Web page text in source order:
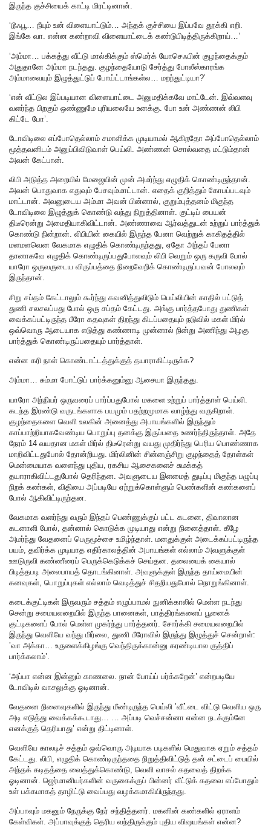
இருந்த குச்சியைக் காட்டி மிரட்டினான்.
‘டூஃபூ… நீயும் உன் விளையாட்டும்… அந்தக் குச்சியை இப்பவே தூக்கி எறி.
இங்கே வா. என்ன கண்றாவி விளையாட்டைக் கண்டுபிடித்திருக்கிறாய்…’
‘அம்மா… பக்கத்து வீட்டு மால்கிக்கும் ஸ்மெர்க் யோசெஃபின் குழந்தைக்கும்
அதுதானே அம்மா நடந்தது. குழந்தையோடு சேர்த்து போலீஸ்காரங்க
அம்மாவையும் இழுத்துட்டுப் போய்ட்டாங்கள்ல… மறந்துட்டியா?’
‘என் வீட்டுல இப்படியான விளையாட்டை அனுமதிக்கவே மாட்டேன். இவ்வளவு
வளர்ந்த பிறகும் ஒண்ணுமே புரியலையே உனக்கு. போ உன் அண்ணன் லிபி
கிட்டே போ’.
டோவிடிலை எப்போதெல்லாம் சமாளிக்க முடியாமல் ஆகிறதோ அப்போதெல்லாம்
மூத்தவனிடம் அனுப்பிவிடுவாள் பெய்லி. அண்ணன் சொல்வதை மட்டும்தான்
அவன் கேட்பான்.
லிபி அடுத்த அறையில் மேஜையின் முன் அமர்ந்து எழுதிக் கொண்டிருந்தான்.
அவன் பொதுவாக எதுவும் பேசவும்மாட்டான். எதைக் குறித்தும் கோபப்படவும்
மாட்டான். அவனுடைய அம்மா அவன் பின்னால், குறும்புத்தனம் மிகுந்த
டோவிடிலை இழுத்துக் கொண்டு வந்து நிறுத்தினாள். குட்டிப் பையன்
திடீரென்று அமைதியாகிவிட்டான். அண்ணாவை ஆர்வத்துடன் உற்றுப் பார்த்துக்
கொண்டு நின்றான். லிபியின் கையில் இருந்த பேனா வெற்றுக் காகிதத்தில்
மளமளவென வேகமாக எழுதிக் கொண்டிருந்தது, ஏதோ அந்தப் பேனா
தானாகவே எழுதிக் கொண்டிருப்பதுபோலவும் லிபி வெறும் ஒரு கருவி போல்
யாரோ ஒருவருடைய விருப்பத்தை நிறைவேறிக் கொண்டிருப்பவன் போலவும்
இருந்தான்.
சிறு சப்தம் கேட்டாலும் கூர்ந்து கவனித்துவிடும் பெய்லியின் காதில் பட்டுத்
துணி சலசலப்பது போல் ஒரு சப்தம் கேட்டது. அங்கு பார்த்தபோது துணிகள்
வைக்கப்பட்டிருந்த பீரோ கதவுகள் திறந்து கிடப்பதையும் நடுவில் மகள் மிர்ல்
ஒவ்வொரு ஆடையாக எடுத்து கண்ணாடி முன்னால் நின்று அணிந்து அழகு
பார்த்துக் கொண்டிருப்பதையும் பார்த்தாள்.
என்ன கரி நாள் கொண்டாட்டத்துக்குத் தயாராகிட்டிருக்க?
அம்மா… சும்மா போட்டுப் பார்க்கனும்னு ஆசையா இருந்தது.
யாரோ அந்நியர் ஒருவரைப் பார்ப்பதுபோல் மகளை உற்றுப் பார்த்தாள் பெய்லி.
கடந்த இரண்டு வருடங்களாக பயமும் பதற்றமுமாக வாழ்ந்து வருகிறாள்.
குழந்தைகளை வெளி உலகின் அனைத்து அபாயங்களில் இருந்தும்
காப்பாற்றியாகவேண்டிய பொறுப்பு தனக்கு இருப்பதை உணர்ந்திருந்தாள். அதே
நேரம் 14 வயதான மகள் மிர்ல் திடீரென்று வயது முதிர்ந்து பெரிய பொண்ணாக
மாறிவிட்டதுபோல் தோன்றியது. மிர்லினின் சின்னஞ்சிறு குழந்தைத் தோள்கள்
மென்மையாக வளைந்து புதிய, ரகசிய ஆசைகளைச் சுமக்கத்
தயாராகிவிட்டதுபோல் தெரிந்தன. அவளுடைய இளமைத் துடிப்பு மிகுந்த பழுப்பு
நிறக் கண்கள், விதியை அப்படியே ஏற்றுக்கொள்ளும் பெண்களின் கண்களைப்
போல் ஆகிவிட்டிருந்தன.
வேகமாக வளர்ந்து வரும் இந்தப் பெண்ணுக்குப் பட்ட கடனை, திவாலான
கடனாளி போல், தன்னால் கொடுக்க முடியாது என்று நினைத்தாள். கீழே
அமர்ந்து வேதனைப் பெருமூச்சை உமிழ்ந்தாள். மனதுக்குள் அடைக்கப்பட்டிருந்த
பயம், தவிர்க்க முடியாத எதிர்காலத்தின் அபாயங்கள் எல்லாம் அவளுக்குள்
ஊடுருவி கண்ணீரைப் பெருக்கெடுக்கச் செய்தன. தலையைக் கையால்
பிடித்தபடி அலைபாயத் தொடங்கினாள். அவளுக்குள் இருந்த தாய்மையின்
கனவுகள், பொறுப்புகள் எல்லாம் வெடித்துச் சிதறியதுபோல் நொறுங்கினாள்.
கடைக்குட்டிகள் இருவரும் சத்தம் எழுப்பாமல் நுனிக்காலில் மெள்ள நடந்து
சென்று சமையலறையில் இருந்த பானைகள், பாத்திரங்களைப் பூனைக்
குட்டிகளைப் போல் மெள்ள முகர்ந்து பார்த்தனர். சோர்க்கி சமையலறையில்
இருந்து வெளியே வந்து மிர்லை, துணி பீரோவில் இருந்து இழுத்துச் சென்றாள்:
’வா அக்கா… உருளைக்கிழங்கு வெந்திருக்கான்னு கரண்டியால குத்திப்
பார்க்கலாம்’.
‘அப்பா என்ன இன்னும் காணலை. நான் போய்ப் பர்க்கறேன்’ என்றபடியே
டோவிடில் வாசலுக்கு ஓடினான்.
வேதனை நினைவுகளில் இருந்து மீண்டிருந்த பெய்லி ’வீட்டை விட்டு வெளிய ஒரு
அடி எடுத்து வைக்கக்கூடாது… … அப்படி வெச்சன்னா என்ன நடக்கும்னே
எனக்குத் தெரியாது’ என்று திட்டினாள்.
வெளியே காலடிச் சத்தம் ஒவ்வொரு அடியாக படிகளில் மெதுவாக ஏறும் சத்தம்
கேட்டது. லிபி, எழுதிக் கொண்டிருந்ததை நிறுத்திவிட்டுத் தன் சட்டைப் பையில்
அந்தக் கடிதத்தை வைத்துக்கொண்டு, வெளி வாசல் கதவைத் திறக்க
ஓடினான். ஜெர்மானியர்களின் வருகைக்குப் பின்னர் வீட்டுக் கதவை எப்போதும்
உள் பக்கமாகத் தாழிட்டு வைப்பது வழக்கமாகியிருந்தது.
அப்பாவும் மகனும் நேருக்கு நேர் சந்தித்தனர். மகனின் கண்களில் ஏராளம்
கேள்விகள். அப்பாவுக்குத் தெரிய வந்திருக்கும் புதிய விஷயங்கள் என்ன?